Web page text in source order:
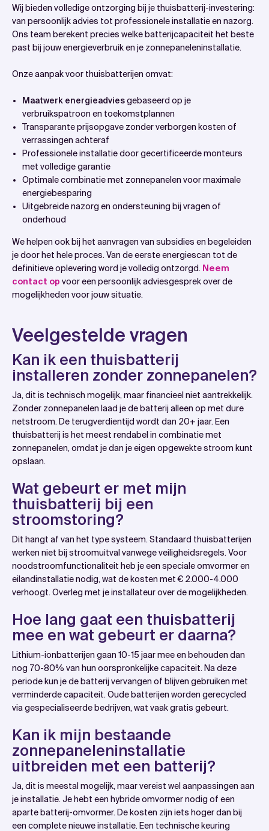
Wij bieden volledige ontzorging bij je thuisbatterij-investering:
van persoonlijk advies tot professionele installatie en nazorg.
Ons team berekent precies welke batterijcapaciteit het beste
past bij jouw energieverbruik en je zonnepaneleninstallatie.
Onze aanpak voor thuisbatterijen omvat:
Maatwerk energieadviesgebaseerd op je
verbruikspatroon en toekomstplannen
Transparante prijsopgave zonder verborgen kosten of
verrassingen achteraf
Professionele installatie door gecertificeerde monteurs
met volledige garantie
Optimale combinatie met zonnepanelen voor maximale
energiebesparing
Uitgebreide nazorg en ondersteuning bij vragen of
onderhoud
We helpen ook bij het aanvragen van subsidies en begeleiden
je door het hele proces. Van de eerste energiescan tot de
definitieve oplevering word je volledig ontzorgd. Neem
contact op voor een persoonlijk adviesgesprek over de
mogelijkheden voor jouw situatie.
Veelgestelde vragen
Kan ik een thuisbatterij
installeren zonder zonnepanelen?
Ja, dit is technisch mogelijk, maar financieel niet aantrekkelijk.
Zonder zonnepanelen laad je de batterij alleen op met dure
netstroom. De terugverdientijd wordt dan 20+ jaar. Een
thuisbatterij is het meest rendabel in combinatie met
zonnepanelen, omdat je dan je eigen opgewekte stroom kunt
opslaan.
Wat gebeurt er met mijn
thuisbatterij bij een
stroomstoring?
Dit hangt af van het type systeem. Standaard thuisbatterijen
werken niet bij stroomuitval vanwege veiligheidsregels. Voor
noodstroomfunctionaliteit heb je een speciale omvormer en
eilandinstallatie nodig, wat de kosten met € 2.000-4.000
verhoogt. Overleg met je installateur over de mogelijkheden.
Hoe lang gaat een thuisbatterij
mee en wat gebeurt er daarna?
Lithium-ionbatterijen gaan 10-15 jaar mee en behouden dan
nog 70-80% van hun oorspronkelijke capaciteit. Na deze
periode kun je de batterij vervangen of blijven gebruiken met
verminderde capaciteit. Oude batterijen worden gerecycled
via gespecialiseerde bedrijven, wat vaak gratis gebeurt.
Kan ik mijn bestaande
zonnepaneleninstallatie
uitbreiden met een batterij?
Ja, dit is meestal mogelijk, maar vereist wel aanpassingen aan
je installatie. Je hebt een hybride omvormer nodig of een
aparte batterij-omvormer. De kosten zijn iets hoger dan bij
een complete nieuwe installatie. Een technische keuring